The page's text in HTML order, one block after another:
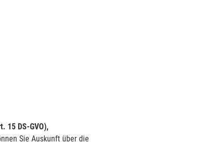
15 DS-GVO),
Sie Auskunft über die